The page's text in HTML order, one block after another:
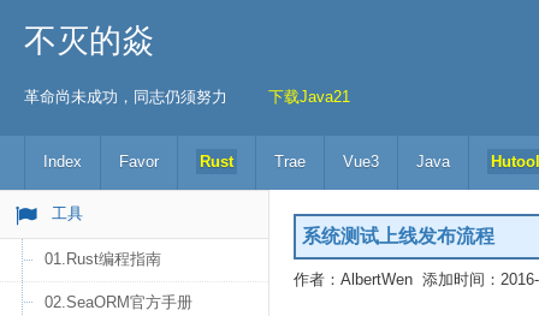
不灭的焱
革命尚未成功，同志仍须努力 下载Java21
Index Favor Rust Trae Vue3 Java Hutool
工具
01.Rust编程指南
02.SeaORM官方手册
系统测试上线发布流程
作者：AlbertWen 添加时间：